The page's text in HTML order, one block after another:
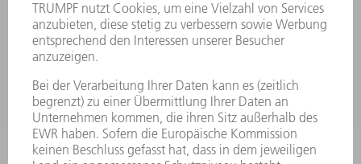
HÄNDLERSUCHE ELEKTROWERKZEUGE
PRODUKTE
MASCHINEN & SYSTEME
LEISTUNGSELEKTRONIK
ELEKTROWERKZEUGE
SMART FACTORY
SOFTWARE
SERVICES